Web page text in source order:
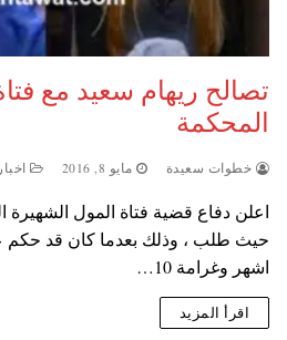
تصالح ريهام سعيد مع
المحكمة
خطوات سعيدة مايو 8, 2016 اخبار
اعلن دفاع قضية فتاة المول الشهيرة
اشهر وغرامة 10…
اقرأ المزيد